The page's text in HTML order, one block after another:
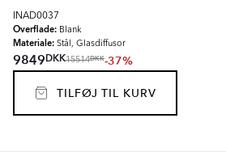
INAD0037
Overflade: Blank
Materiale: Stål, Glasdiffusor
9849DKK15514DKK-37%
TILFØJ TIL KURV